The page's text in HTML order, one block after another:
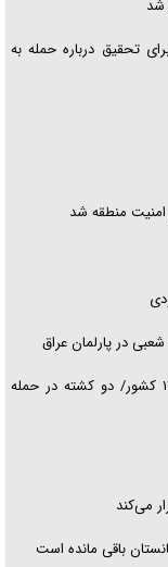
شد
تحقیق درباره حمله به
منطقه شد
در پارلمان عراق
حکم قضایی روسیه برای ۳۶ مزدور اوکراین از ۱۳ کشور/ دو کشته در حمله
می‌کند
باقی مانده است